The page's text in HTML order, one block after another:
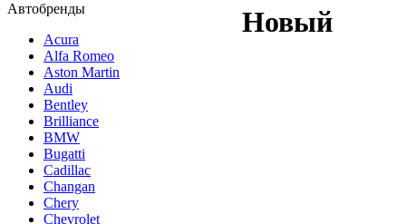
Автобренды
Acura
Alfa Romeo
Aston Martin
Audi
Bentley
Brilliance
BMW
Bugatti
Cadillac
Changan
Chery
Chevrolet
Новый